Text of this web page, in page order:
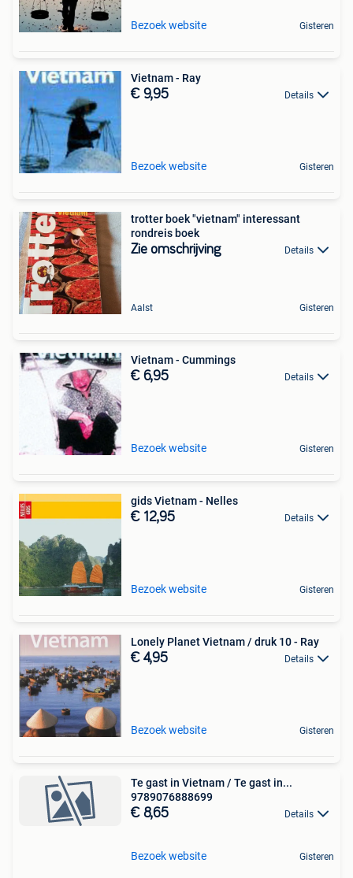
Bezoek website Gisteren
Vietnam - Ray
€ 9,95 Details
Bezoek website Gisteren
trotter boek "vietnam" interessant
rondreis boek
Zie omschrijving Details
Aalst Gisteren
Vietnam - Cummings
€ 6,95 Details
Bezoek website Gisteren
gids Vietnam - Nelles
€ 12,95 Details
Bezoek website Gisteren
Lonely Planet Vietnam / druk 10 - Ray
€ 4,95 Details
Bezoek website Gisteren
Te gast in Vietnam / Te gast in...
9789076888699
€ 8,65 Details
Bezoek website Gisteren